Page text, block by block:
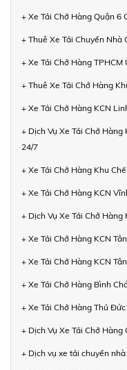
+ Xe Tải Chở Hàng Quận 6
+ Thuê Xe Tải Chuyển Nhà
+ Xe Tải Chở Hàng TPHCM
+ Thuê Xe Tải Chở Hàng
+ Xe Tải Chở Hàng KCN
+ Dịch Vụ Xe Tải Chở
24/7
+ Xe Tải Chở Hàng Khu
+ Xe Tải Chở Hàng KCN
+ Dịch Vụ Xe Tải Chở Hàng
+ Xe Tải Chở Hàng KCN
+ Xe Tải Chở Hàng KCN
+ Xe Tải Chở Hàng Bình
+ Xe Tải Chở Hàng Thủ
+ Dịch Vụ Xe Tải Chở
+ Dịch vụ xe tải chuyển